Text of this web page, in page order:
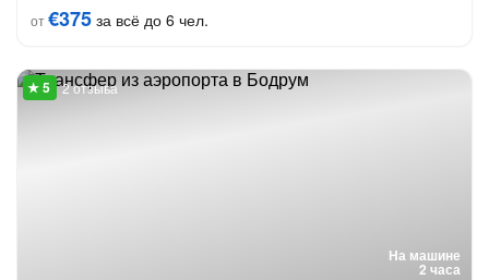
от€375 за всё до 6 чел.
На машине
2 часа
2 отзыва